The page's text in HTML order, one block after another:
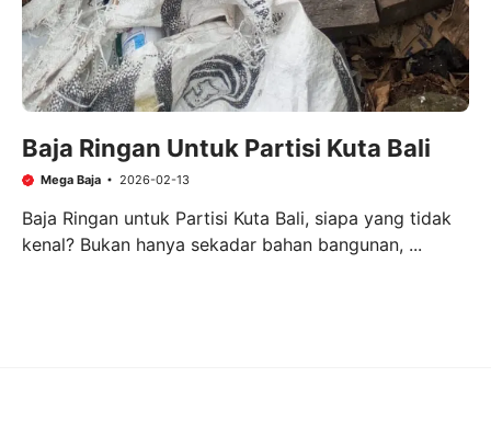
Baja Ringan Untuk Partisi Kuta Bali
Mega Baja 2026-02-13
Baja Ringan untuk Partisi Kuta Bali, siapa yang tidak
kenal? Bukan hanya sekadar bahan bangunan, ...